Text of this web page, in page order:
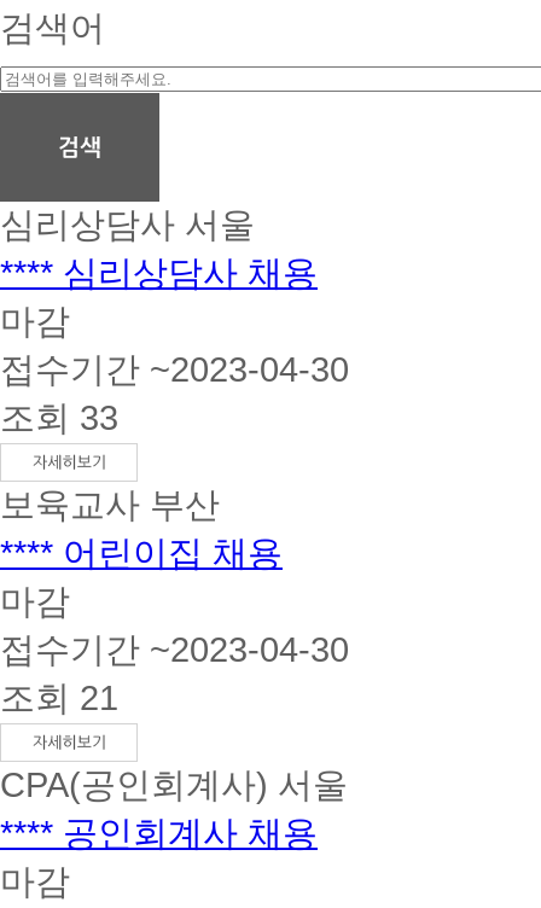
검색어
심리상담사 서울
**** 심리상담사 채용
마감
접수기간 ~2023-04-30
조회 33
보육교사 부산
**** 어린이집 채용
마감
접수기간 ~2023-04-30
조회 21
CPA(공인회계사) 서울
**** 공인회계사 채용
마감